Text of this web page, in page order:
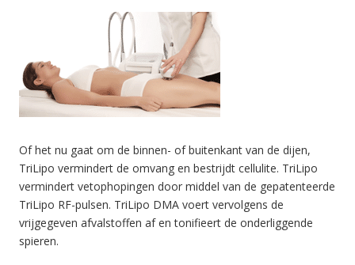
Of het nu gaat om de binnen- of buitenkant van de dijen,
TriLipo vermindert de omvang en bestrijdt cellulite. TriLipo
vermindert vetophopingen door middel van de gepatenteerde
TriLipo RF-pulsen. TriLipo DMA voert vervolgens de
vrijgegeven afvalstoffen af en tonifieert de onderliggende
spieren.